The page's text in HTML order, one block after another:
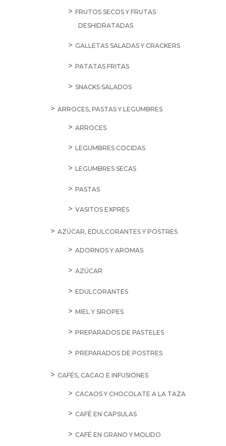
FRUTOS SECOS Y FRUTAS
DESHIDRATADAS
GALLETAS SALADAS Y CRACKERS
PATATAS FRITAS
SNACKS SALADOS
ARROCES, PASTAS Y LEGUMBRES
ARROCES
LEGUMBRES COCIDAS
LEGUMBRES SECAS
PASTAS
VASITOS EXPRÉS
AZÚCAR, EDULCORANTES Y POSTRES
ADORNOS Y AROMAS
AZÚCAR
EDULCORANTES
MIEL Y SIROPES
PREPARADOS DE PASTELES
PREPARADOS DE POSTRES
CAFÉS, CACAO E INFUSIONES
CACAOS Y CHOCOLATE A LA TAZA
CAFÉ EN CAPSULAS
CAFÉ EN GRANO Y MOLIDO